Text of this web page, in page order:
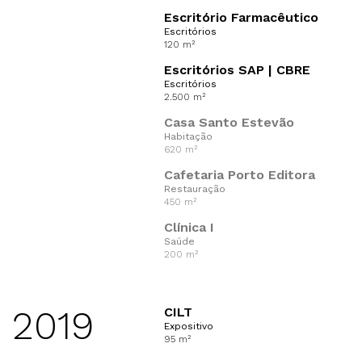
Escritórios SAP | CBRE
Escritórios
2.500 m²
Escritório Farmacêutico
Escritórios
120 m²
Casa Santo Estevão
Habitação
620 m²
Cafetaria Porto Editora
Restauração
450 m²
Clínica I
Saúde
200 m²
CILT
Expositivo
95 m²
2019